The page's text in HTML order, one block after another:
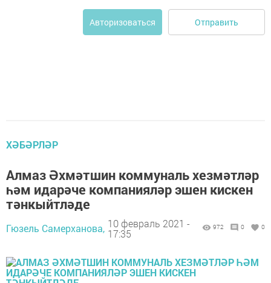
Авторизоваться Отправить
ХӘБӘРЛӘР
Алмаз Әхмәтшин коммуналь хезмәтләр
һәм идарәче компанияләр эшен кискен
тәнкыйтләде
Гюзель Самерханова, 10 февраль 2021 -
17:35
972 0 0